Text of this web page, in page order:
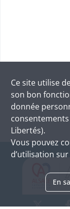
Ce site utilise
son bon
donnée
Libertés).
Vous pouvez
d’utilisation
En